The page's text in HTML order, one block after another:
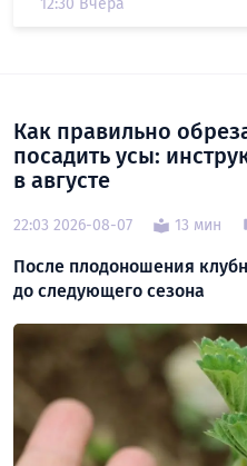
Как правильно
посадить усы:
в августе
22:03 2026-08-07 13 мин
После плодоношения
до следующего сезона